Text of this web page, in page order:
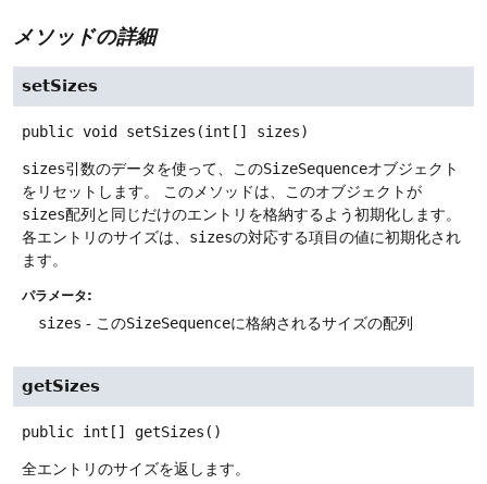
メソッドの詳細
setSizes
public void setSizes (int[] sizes)
sizes引数のデータを使って、このSizeSequenceオブジェクト
をリセットします。
このメソッドは、このオブジェクトが
sizes配列と同じだけのエントリを格納するよう初期化します。
各エントリのサイズは、 sizesの対応する項目の値に初期化され
ます。
パラメータ:
sizes - このSizeSequenceに格納されるサイズの配列
getSizes
public int[] getSizes ()
全エントリのサイズを返します。